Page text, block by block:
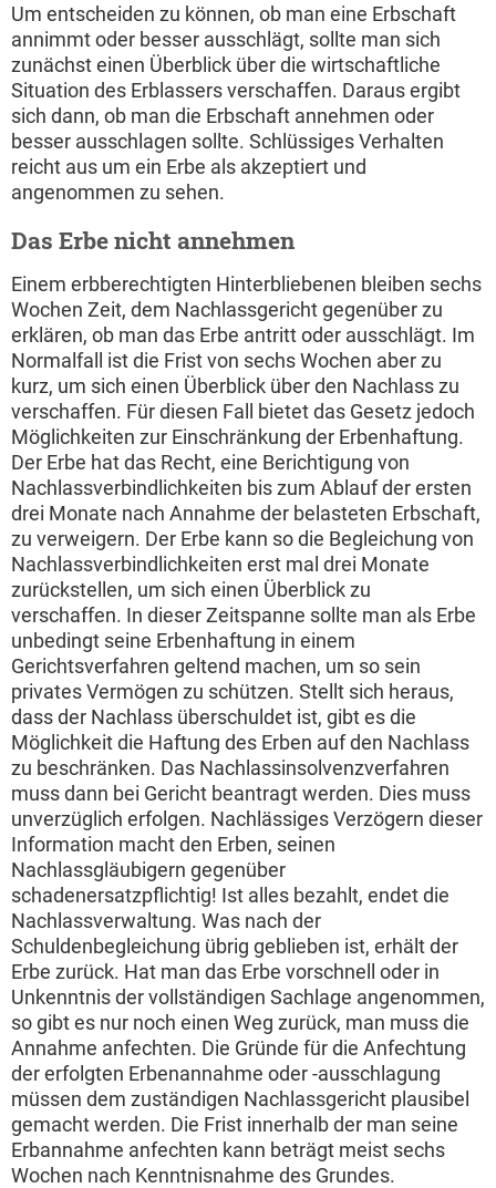
Um entscheiden zu können, ob man eine Erbschaft
annimmt oder besser ausschlägt, sollte man sich
zunächst einen Überblick über die wirtschaftliche
Situation des Erblassers verschaffen. Daraus ergibt
sich dann, ob man die Erbschaft annehmen oder
besser ausschlagen sollte. Schlüssiges Verhalten
reicht aus um ein Erbe als akzeptiert und
angenommen zu sehen.
Das Erbe nicht annehmen
Einem erbberechtigten Hinterbliebenen bleiben sechs
Wochen Zeit, dem Nachlassgericht gegenüber zu
erklären, ob man das Erbe antritt oder ausschlägt. Im
Normalfall ist die Frist von sechs Wochen aber zu
kurz, um sich einen Überblick über den Nachlass zu
verschaffen. Für diesen Fall bietet das Gesetz jedoch
Möglichkeiten zur Einschränkung der Erbenhaftung.
Der Erbe hat das Recht, eine Berichtigung von
Nachlassverbindlichkeiten bis zum Ablauf der ersten
drei Monate nach Annahme der belasteten Erbschaft,
zu verweigern. Der Erbe kann so die Begleichung von
Nachlassverbindlichkeiten erst mal drei Monate
zurückstellen, um sich einen Überblick zu
verschaffen. In dieser Zeitspanne sollte man als Erbe
unbedingt seine Erbenhaftung in einem
Gerichtsverfahren geltend machen, um so sein
privates Vermögen zu schützen. Stellt sich heraus,
dass der Nachlass überschuldet ist, gibt es die
Möglichkeit die Haftung des Erben auf den Nachlass
zu beschränken. Das Nachlassinsolvenzverfahren
muss dann bei Gericht beantragt werden. Dies muss
unverzüglich erfolgen. Nachlässiges Verzögern dieser
Information macht den Erben, seinen
Nachlassgläubigern gegenüber
schadenersatzpflichtig! Ist alles bezahlt, endet die
Nachlassverwaltung. Was nach der
Schuldenbegleichung übrig geblieben ist, erhält der
Erbe zurück. Hat man das Erbe vorschnell oder in
Unkenntnis der vollständigen Sachlage angenommen,
so gibt es nur noch einen Weg zurück, man muss die
Annahme anfechten. Die Gründe für die Anfechtung
der erfolgten Erbenannahme oder -ausschlagung
müssen dem zuständigen Nachlassgericht plausibel
gemacht werden. Die Frist innerhalb der man seine
Erbannahme anfechten kann beträgt meist sechs
Wochen nach Kenntnisnahme des Grundes.